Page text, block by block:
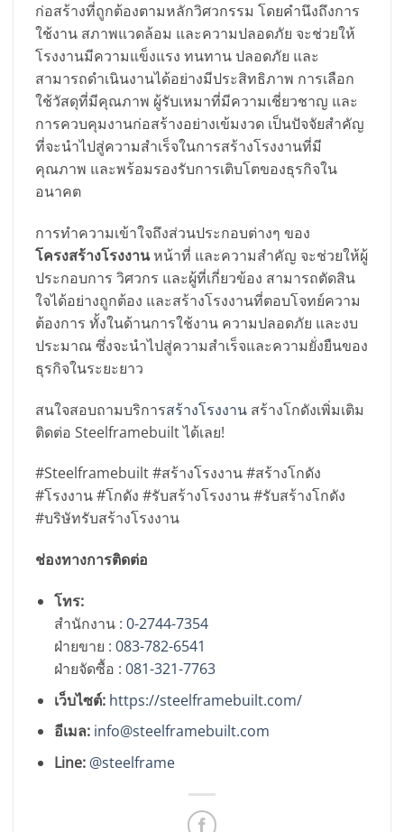
ก่อสร้างที่ถูกต้องตามหลักวิศวกรรม โดยคำนึงถึงการ
ใช้งาน สภาพแวดล้อม และความปลอดภัย จะช่วยให้
โรงงานมีความแข็งแรง ทนทาน ปลอดภัย และ
สามารถดำเนินงานได้อย่างมีประสิทธิภาพ การเลือก
ใช้วัสดุที่มีคุณภาพ ผู้รับเหมาที่มีความเชี่ยวชาญ และ
การควบคุมงานก่อสร้างอย่างเข้มงวด เป็นปัจจัยสำคัญ
ที่จะนำไปสู่ความสำเร็จในการสร้างโรงงานที่มี
คุณภาพ และพร้อมรองรับการเติบโตของธุรกิจใน
อนาคต
การทำความเข้าใจถึงส่วนประกอบต่างๆ ของ
โครงสร้างโรงงานหน้าที่ และความสำคัญ จะช่วยให้ผู้
ประกอบการ วิศวกร และผู้ที่เกี่ยวข้อง สามารถตัดสิน
ใจได้อย่างถูกต้อง และสร้างโรงงานที่ตอบโจทย์ความ
ต้องการ ทั้งในด้านการใช้งาน ความปลอดภัย และงบ
ประมาณ ซึ่งจะนำไปสู่ความสำเร็จและความยั่งยืนของ
ธุรกิจในระยะยาว
สนใจสอบถามบริการสร้างโรงงาน สร้างโกดังเพิ่มเติม
ติดต่อ Steelframebuilt ได้เลย!
#Steelframebuilt #สร้างโรงงาน #สร้างโกดัง
#โรงงาน #โกดัง #รับสร้างโรงงาน #รับสร้างโกดัง
#บริษัทรับสร้างโรงงาน
ช่องทางการติดต่อ
โทร:
สำนักงาน : 0-2744-7354
ฝ่ายขาย : 083-782-6541
ฝ่ายจัดซื้อ : 081-321-7763
เว็บไซต์: https://steelframebuilt.com/
อีเมล: info@steelframebuilt.com
Line: @steelframe